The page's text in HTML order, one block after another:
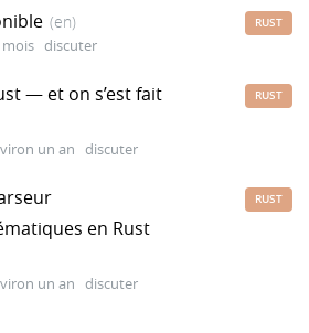
(en)
mois discuter
RUST
— et on s’est fait
un an discuter
RUST
en Rust
un an discuter
RUST